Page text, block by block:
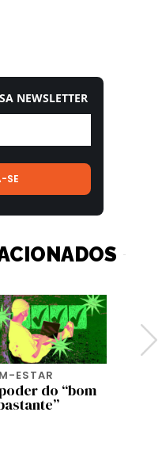
NEWSLETTER
ESTAR
do “bom